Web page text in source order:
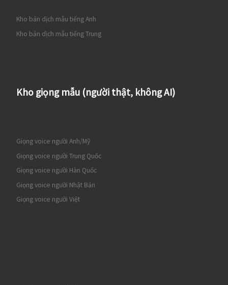
Kho bản dịch mẫu tiếng Anh
Kho bản dịch mẫu tiếng Trung
Kho giọng mẫu (người thật, không AI)
Giọng voice người Anh/Mỹ
Giọng voice người Trung Quốc
Giọng voice người Hàn Quốc
Giọng voice người Nhật Bản
Giọng voice người Việt